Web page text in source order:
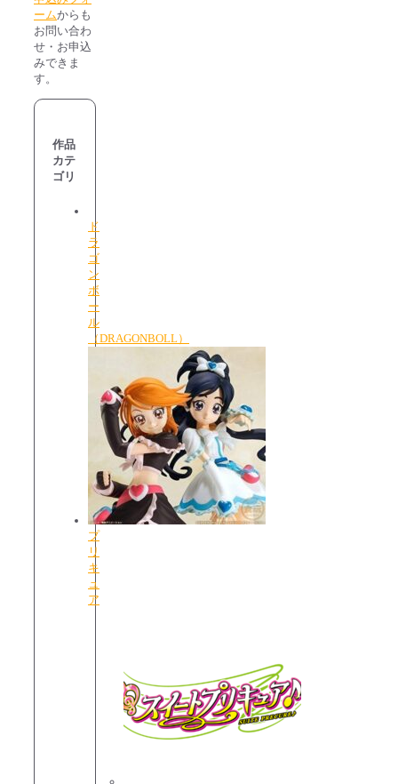
ームからも
お問い合わ
せ・お申込
みできま
す。
作品
カテ
ゴリ
ド
ラ
ゴ
ン
ボ
ー
ル
（DRAGONBOLL）
プ
リ
キ
ュ
ア